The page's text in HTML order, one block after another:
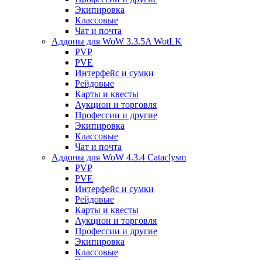
Экипировка
Классовые
Чат и почта
Аддоны для WoW 3.3.5A WotLK
PVP
PVE
Интерфейс и сумки
Рейдовые
Карты и квесты
Аукцион и торговля
Профессии и другие
Экипировка
Классовые
Чат и почта
Аддоны для WoW 4.3.4 Cataclysm
PVP
PVE
Интерфейс и сумки
Рейдовые
Карты и квесты
Аукцион и торговля
Профессии и другие
Экипировка
Классовые